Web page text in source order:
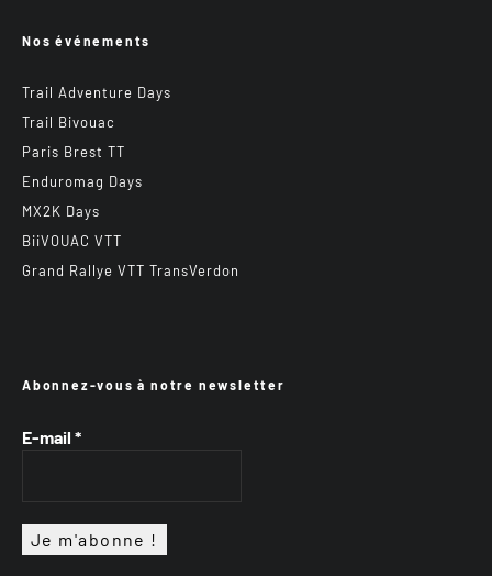
Nos événements
Trail Adventure Days
Trail Bivouac
Paris Brest TT
Enduromag Days
MX2K Days
BiiVOUAC VTT
Grand Rallye VTT TransVerdon
Abonnez-vous à notre newsletter
E-mail *